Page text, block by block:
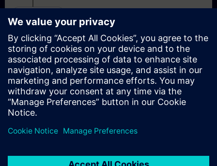
Voorbereiding-oefenexamen Service Technician
met TIA Portal
Examen Siemens Certified Service Technician met
TIA Portal